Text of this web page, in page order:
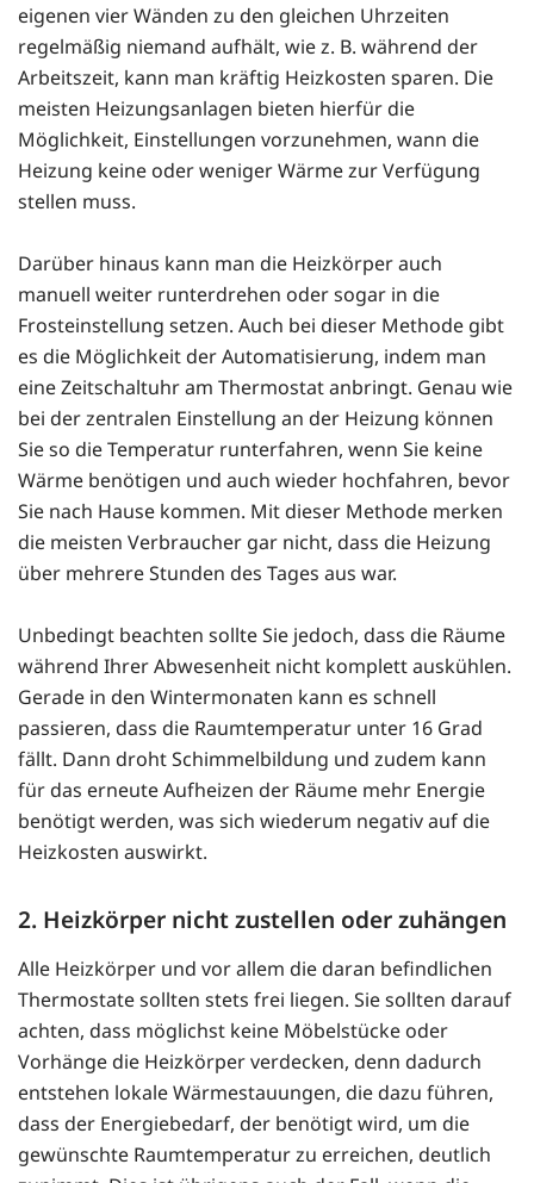
eigenen vier Wänden zu den gleichen Uhrzeiten
regelmäßig niemand aufhält, wie z. B. während der
Arbeitszeit, kann man kräftig Heizkosten sparen. Die
meisten Heizungsanlagen bieten hierfür die
Möglichkeit, Einstellungen vorzunehmen, wann die
Heizung keine oder weniger Wärme zur Verfügung
stellen muss.
Darüber hinaus kann man die Heizkörper auch
manuell weiter runterdrehen oder sogar in die
Frosteinstellung setzen. Auch bei dieser Methode gibt
es die Möglichkeit der Automatisierung, indem man
eine Zeitschaltuhr am Thermostat anbringt. Genau wie
bei der zentralen Einstellung an der Heizung können
Sie so die Temperatur runterfahren, wenn Sie keine
Wärme benötigen und auch wieder hochfahren, bevor
Sie nach Hause kommen. Mit dieser Methode merken
die meisten Verbraucher gar nicht, dass die Heizung
über mehrere Stunden des Tages aus war.
Unbedingt beachten sollte Sie jedoch, dass die Räume
während Ihrer Abwesenheit nicht komplett auskühlen.
Gerade in den Wintermonaten kann es schnell
passieren, dass die Raumtemperatur unter 16 Grad
fällt. Dann droht Schimmelbildung und zudem kann
für das erneute Aufheizen der Räume mehr Energie
benötigt werden, was sich wiederum negativ auf die
Heizkosten auswirkt.
2. Heizkörper nicht zustellen oder zuhängen
Alle Heizkörper und vor allem die daran befindlichen
Thermostate sollten stets frei liegen. Sie sollten darauf
achten, dass möglichst keine Möbelstücke oder
Vorhänge die Heizkörper verdecken, denn dadurch
entstehen lokale Wärmestauungen, die dazu führen,
dass der Energiebedarf, der benötigt wird, um die
gewünschte Raumtemperatur zu erreichen, deutlich